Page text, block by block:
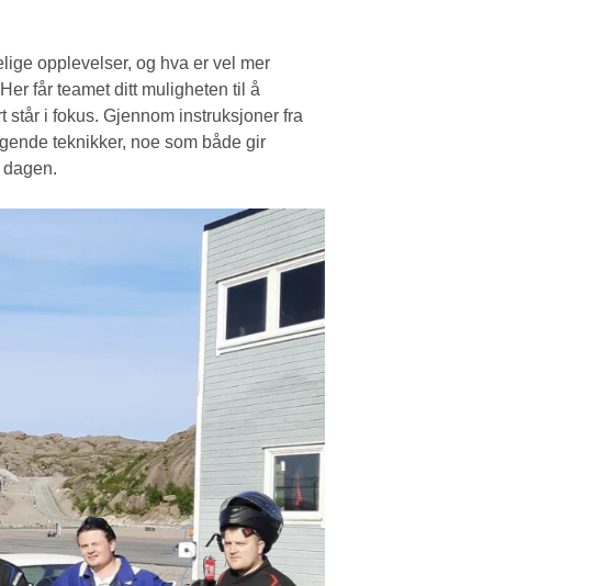
opplevelser, og hva er vel mer
får teamet ditt muligheten til å
i fokus. Gjennom instruksjoner fra
teknikker, noe som både gir